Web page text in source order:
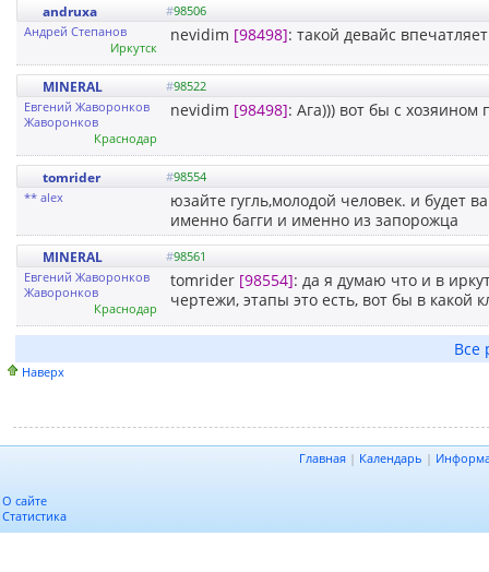
andruxa #98506
Андрей Степанов
Иркутск
nevidim [98498]: такой девайс
MINERAL #98522
Евгений Жаворонков
Жаворонков
Краснодар
nevidim [98498]: Ага))) вот бы с хозяином
tomrider #98554
** alex
юзайте гугль,молодой человек. и будет
именно багги и именно из запорожца
MINERAL #98561
Евгений Жаворонков
Жаворонков
Краснодар
tomrider [98554]: да я думаю что и в
чертежи, этапы это есть, вот бы в какой
Все
Наверх
Главная | Календарь |
О сайте
Статистика